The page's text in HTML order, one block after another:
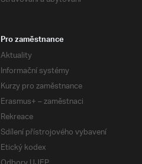
Pro zaměstnance
Aktuality
Informační systémy
Kurzy pro zaměstnance
Erasmus+ – zaměstnaci
Rekreace
Sdílení přístrojového vybavení
Etický kodex